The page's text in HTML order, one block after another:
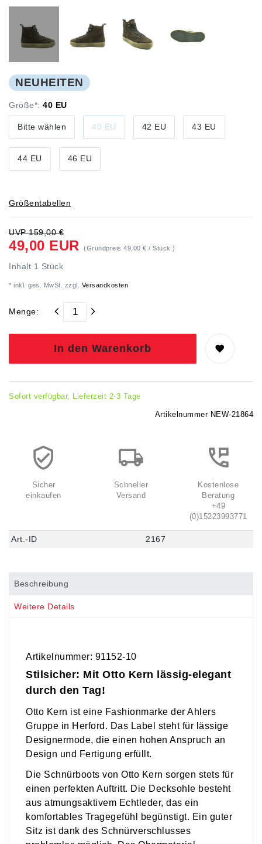
NEUHEITEN
Größe*: 40 EU
Bitte wählen 40 EU 42 EU 43 EU
44 EU 46 EU
Größentabellen
UVP 159,00 €
49,00 EUR (Grundpreis 49,00 € / Stück )
Inhalt 1 Stück
* inkl. ges. MwSt. zzgl. Versandkosten
Menge:
In den Warenkorb
Sofort verfügbar, Lieferzeit 2-3 Tage
Artikelnummer NEW-21864
Sicher
einkaufen
Schneller
Versand
Kostenlose
Beratung
+49
(0)15223993771
Art.-ID 2167
Beschreibung
Weitere Details
Artikelnummer: 91152-10
Stilsicher: Mit Otto Kern lässig-elegant
durch den Tag!
Otto Kern ist eine Fashionmarke der Ahlers
Gruppe in Herford. Das Label steht für lässige
Designermode, die einen hohen Anspruch an
Design und Fertigung erfüllt.
Die Schnürboots von Otto Kern sorgen stets für
einen perfekten Auftritt. Die Decksohle besteht
aus atmungsaktivem Echtleder, das ein
komfortables Tragegefühl begünstigt. Ein guter
Sitz ist dank des Schnürverschlusses